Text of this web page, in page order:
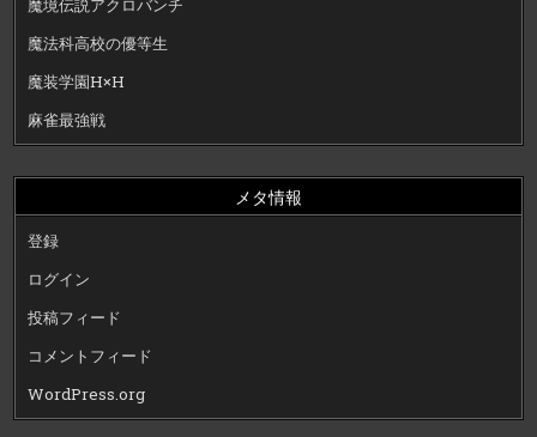
魔境伝説アクロバンチ
魔法科高校の優等生
魔装学園H×H
麻雀最強戦
メタ情報
登録
ログイン
投稿フィード
コメントフィード
WordPress.org